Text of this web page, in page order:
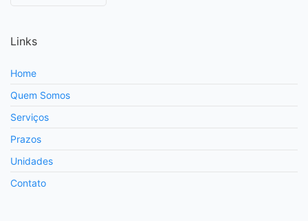
Links
Home
Quem Somos
Serviços
Prazos
Unidades
Contato